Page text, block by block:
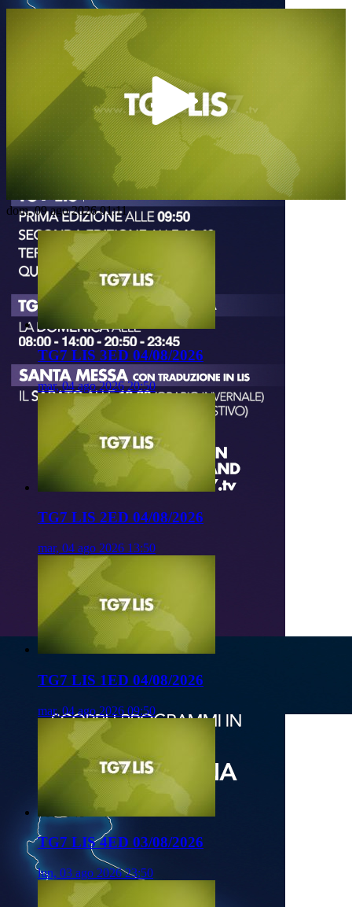
Play
Video
dom, 09 ago 2026 01:11
TG7 LIS 3ED 04/08/2026
mar, 04 ago 2026 20:50
TG7 LIS 2ED 04/08/2026
mar, 04 ago 2026 13:50
TG7 LIS 1ED 04/08/2026
mar, 04 ago 2026 09:50
TG7 LIS 4ED 03/08/2026
lun, 03 ago 2026 23:50